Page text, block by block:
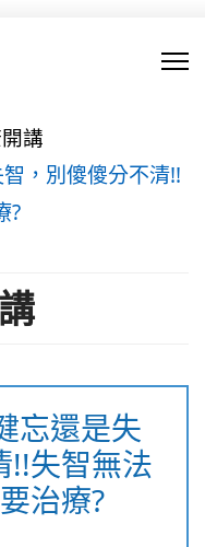
講
，別傻傻分不清!!
?
忘還是失
!!失智無法
治療?